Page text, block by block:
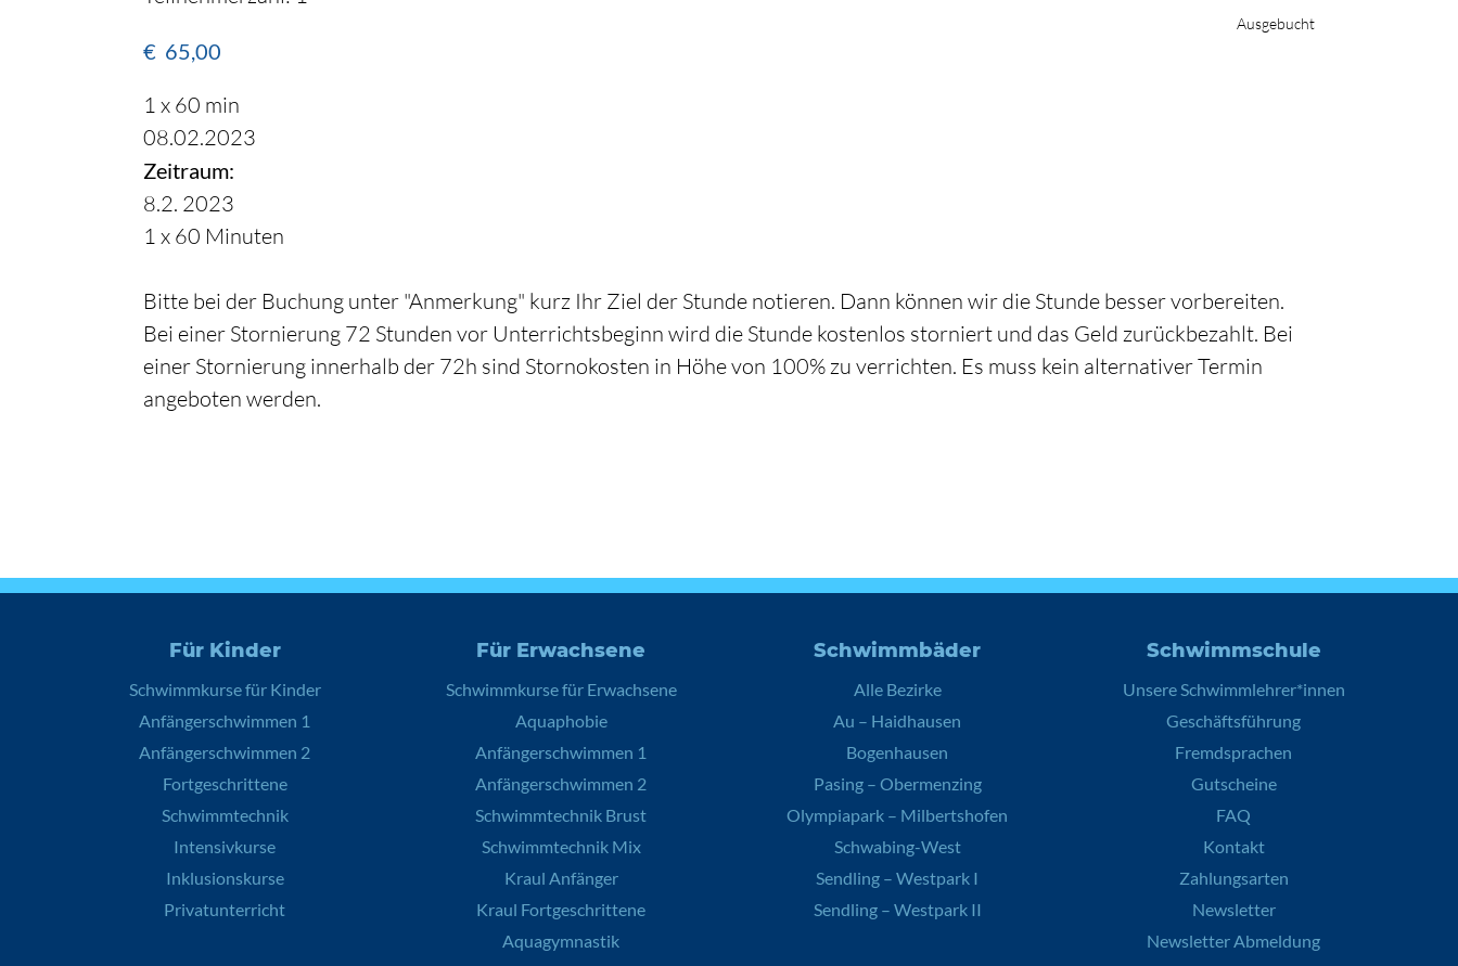
Ausgebucht
€ 65,00
1 x 60 min
08.02.2023
Zeitraum:
8.2. 2023
1 x 60 Minuten
Bitte bei der Buchung unter "Anmerkung" kurz Ihr Ziel der Stunde notieren. Dann können wir die Stunde besser vorbereiten.
Bei einer Stornierung 72 Stunden vor Unterrichtsbeginn wird die Stunde kostenlos storniert und das Geld zurückbezahlt. Bei
einer Stornierung innerhalb der 72h sind Stornokosten in Höhe von 100% zu verrichten. Es muss kein alternativer Termin
angeboten werden.
Für Kinder
Schwimmkurse für Kinder
Anfängerschwimmen 1
Anfängerschwimmen 2
Fortgeschrittene
Schwimmtechnik
Intensivkurse
Inklusionskurse
Privatunterricht
Für Erwachsene
Schwimmkurse für Erwachsene
Aquaphobie
Anfängerschwimmen 1
Anfängerschwimmen 2
Schwimmtechnik Brust
Schwimmtechnik Mix
Kraul Anfänger
Kraul Fortgeschrittene
Aquagymnastik
Schwimmbäder
Alle Bezirke
Au – Haidhausen
Bogenhausen
Pasing – Obermenzing
Olympiapark – Milbertshofen
Schwabing-West
Sendling – Westpark I
Sendling – Westpark II
Schwimmschule
Unsere Schwimmlehrer*innen
Geschäftsführung
Fremdsprachen
Gutscheine
FAQ
Kontakt
Zahlungsarten
Newsletter
Newsletter Abmeldung